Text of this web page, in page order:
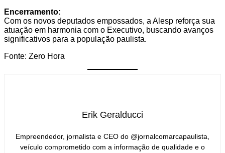
Encerramento:
Com os novos deputados empossados, a Alesp reforça sua
atuação em harmonia com o Executivo, buscando avanços
significativos para a população paulista.
Fonte: Zero Hora
Erik Geralducci
Empreendedor, jornalista e CEO do @jornalcomarcapaulista,
veículo comprometido com a informação de qualidade e o